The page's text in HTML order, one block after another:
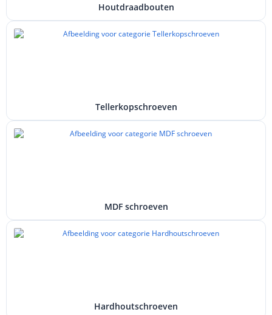
Houtdraadbouten
Tellerkopschroeven
MDF schroeven
Hardhoutschroeven